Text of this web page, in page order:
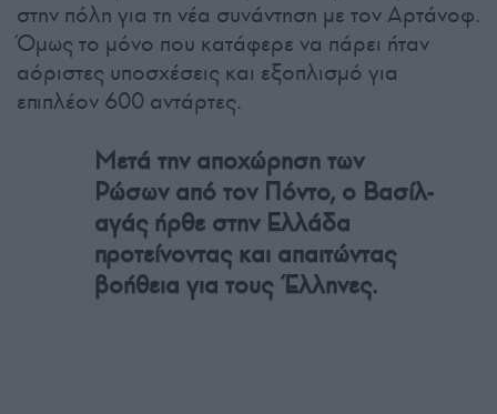
στην πόλη για τη νέα συνάντηση με τον Αρτάνοφ.
Όμως το μόνο που κατάφερε να πάρει ήταν
αόριστες υποσχέσεις και εξοπλισμό για
επιπλέον 600 αντάρτες.
Μετά την αποχώρηση των
Ρώσων από τον Πόντο, ο Βασίλ-
αγάς ήρθε στην Ελλάδα
προτείνοντας και απαιτώντας
βοήθεια για τους Έλληνες.